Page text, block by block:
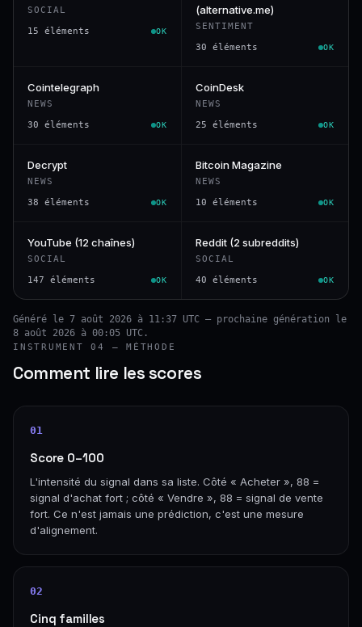
SOCIAL
15 éléments OK
(alternative.me)
SENTIMENT
30 éléments OK
Cointelegraph
NEWS
30 éléments OK
CoinDesk
NEWS
25 éléments OK
Decrypt
NEWS
38 éléments OK
Bitcoin Magazine
NEWS
10 éléments OK
YouTube (12 chaînes)
SOCIAL
147 éléments OK
Reddit (2 subreddits)
SOCIAL
40 éléments OK
Généré le 7 août 2026 à 11:37 UTC — prochaine génération le
8 août 2026 à 00:05 UTC.
INSTRUMENT 04 — MÉTHODE
Comment lire les scores
01
Score 0–100
L'intensité du signal dans sa liste. Côté « Acheter », 88 =
signal d'achat fort ; côté « Vendre », 88 = signal de vente
fort. Ce n'est jamais une prédiction, c'est une mesure
d'alignement.
02
Cinq familles